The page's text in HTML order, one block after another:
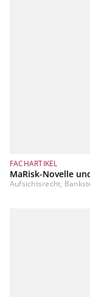
FACHARTIKEL
MaRisk-Novelle
Aufsichtsrecht,